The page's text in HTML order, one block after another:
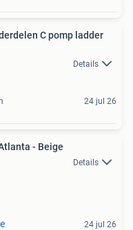
C pomp ladder
Details
24 jul 26
- Beige
Details
24 jul 26